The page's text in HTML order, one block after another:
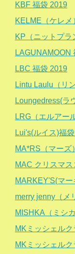
KBF 福袋 2019
KELME（ケレ
KP（ニットプラ
LAGUNAMOON
LBC 福袋 2019
Lintu Laulu（リ
Loungedress(ラ
LRG（エルアー
Lui's(ルイス)福
MA*RS（マーズ
MAC クリスマス
MARKEY'S(マ
merry jenny（メ
MISHKA（ミシ
MKミッシェル
MKミッシェル